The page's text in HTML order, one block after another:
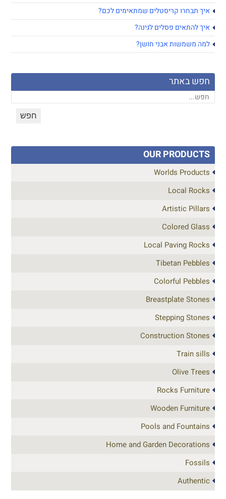
איך תבחרו קריסטלים שמתאימים לכם?
איך להתאים פסלים לגינה?
למה משמשות אבני חושן?
חפש באתר
OUR PRODUCTS
Worlds Products
Local Rocks
Artistic Pillars
Colored Glass
Local Paving Rocks
Tibetan Pebbles
Colorful Pebbles
Breastplate Stones
Stepping Stones
Construction Stones
Train sills
Olive Trees
Rocks Furniture
Wooden Furniture
Pools and Fountains
Home and Garden Decorations
Fossils
Authentic